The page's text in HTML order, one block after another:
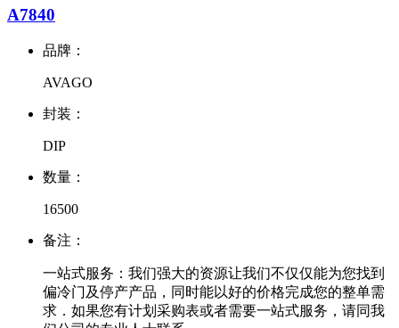
A7840
品牌：
AVAGO
封装：
DIP
数量：
16500
备注：
一站式服务：我们强大的资源让我们不仅仅能为您找到
偏冷门及停产产品，同时能以好的价格完成您的整单需
求．如果您有计划采购表或者需要一站式服务，请同我